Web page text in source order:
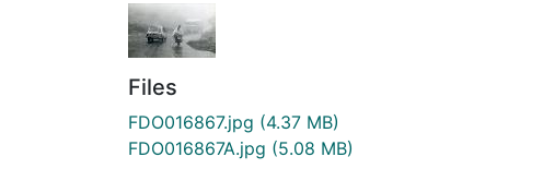
Files
FDO016867.jpg (4.37 MB)
FDO016867A.jpg (5.08 MB)